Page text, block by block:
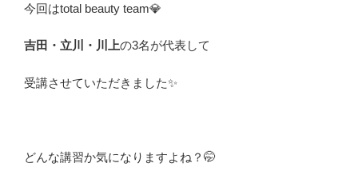
今回はtotal beauty team💎
吉田・立川・川上の3名が代表して
受講させていただきました✨
どんな講習か気になりますよね？🤭